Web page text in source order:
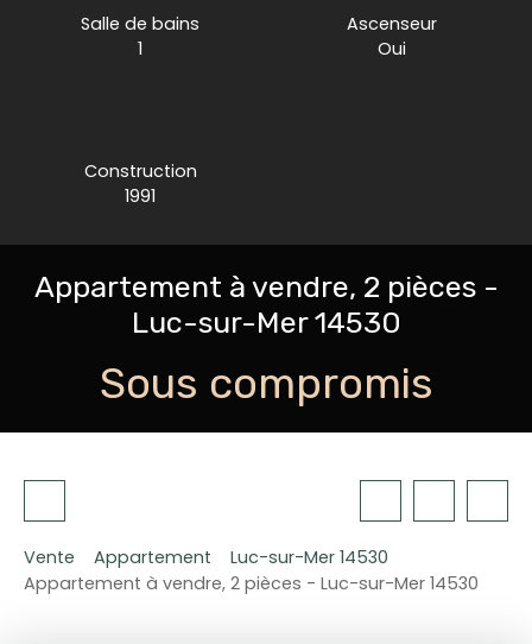
Salle de bains
1
Ascenseur
Oui
Construction
1991
Appartement à vendre, 2 pièces -
Luc-sur-Mer 14530
Sous compromis
Vente Appartement
Luc-sur-Mer 14530
Appartement à vendre, 2 pièces - Luc-sur-Mer 14530